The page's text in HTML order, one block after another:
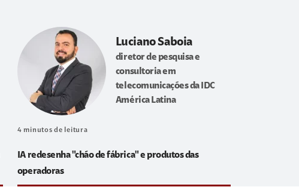
Luciano Saboia
diretor de pesquisa e
consultoria em
telecomunicações da IDC
América Latina
4 minutos de leitura
IA redesenha "chão de fábrica" e produtos das
operadoras